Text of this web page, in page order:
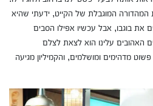
המוגבלת של הקייט, ידעתי שהיא
את בוגבו, אבל עכשיו אפילו הסבים
האהובים עלינו הוא לצאת לצלם
מדהימים ומושלמים, והקמיליון מגיעה